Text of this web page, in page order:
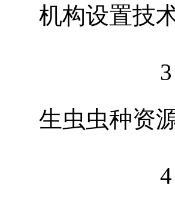
机构设置技
3．《动
生虫虫种资
4．《动